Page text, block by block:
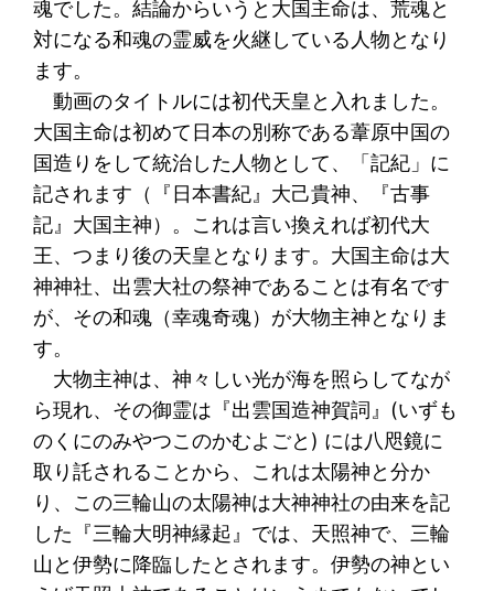
魂でした。結論からいうと大国主命は、荒魂と
対になる和魂の霊威を火継している人物となり
ます。
動画のタイトルには初代天皇と入れました。
大国主命は初めて日本の別称である葦原中国の
国造りをして統治した人物として、「記紀」に
記されます（『日本書紀』大己貴神、『古事
記』大国主神）。これは言い換えれば初代大
王、つまり後の天皇となります。大国主命は大
神神社、出雲大社の祭神であることは有名です
が、その和魂（幸魂奇魂）が大物主神となりま
す。
大物主神は、神々しい光が海を照らしてなが
ら現れ、その御霊は『出雲国造神賀詞』(いずも
のくにのみやつこのかむよごと) には八咫鏡に
取り託されることから、これは太陽神と分か
り、この三輪山の太陽神は大神神社の由来を記
した『三輪大明神縁起』では、天照神で、三輪
山と伊勢に降臨したとされます。伊勢の神とい